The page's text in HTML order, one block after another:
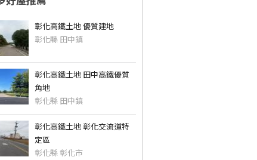
彰化高鐵土地 優質建地
彰化縣 田中鎮
彰化高鐵土地 田中高鐵優質
角地
彰化縣 田中鎮
彰化高鐵土地 彰化交流道特
定區
彰化縣 彰化市